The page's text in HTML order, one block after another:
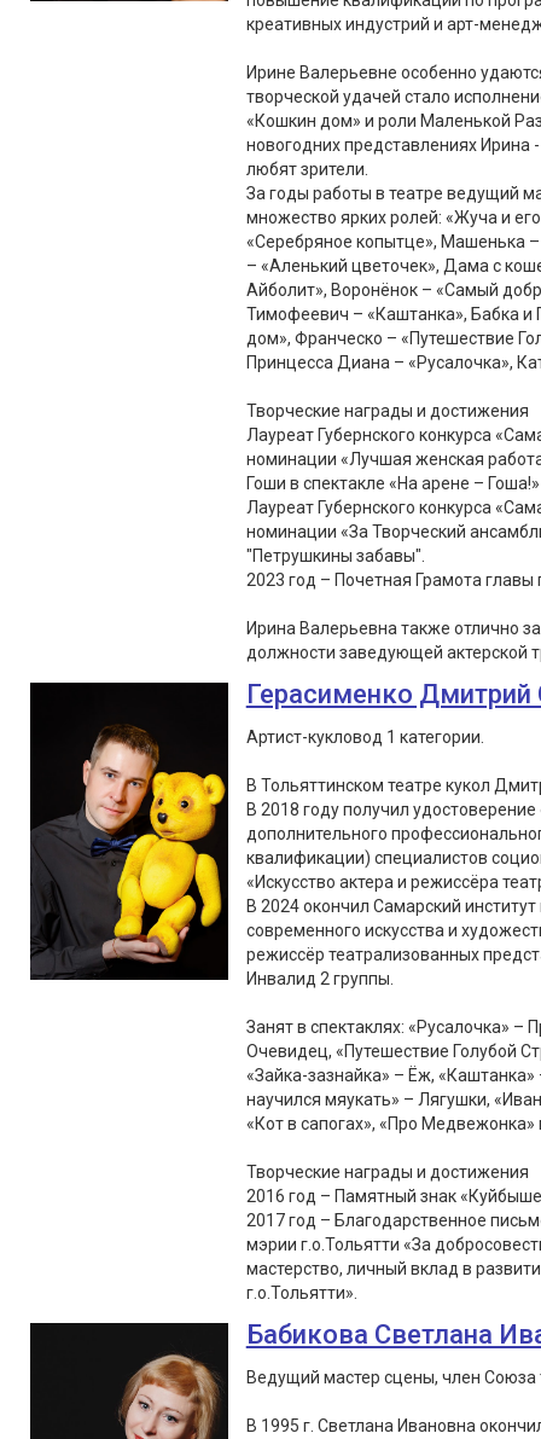
креативных индустрий и арт-
Ирине Валерьевне особенно
творческой удачей стало
«Кошкин дом» и роли Маленькой
новогодних представлениях Ирина
любят зрители.
За годы работы в театре ведущий
множество ярких ролей: «Жуча и
«Серебряное копытце», Машенька
– «Аленький цветочек», Дама с
Айболит», Воронёнок – «Самый
Тимофеевич – «Каштанка», Бабка и
дом», Франческо – «Путешествие
Принцесса Диана – «Русалочка»,
Творческие награды и достижения
Лауреат Губернского конкурса
номинации «Лучшая женская
Гоши в спектакле «На арене – Гоша!»
Лауреат Губернского конкурса
номинации «За Творческий
"Петрушкины забавы".
2023 год – Почетная Грамота главы
Ирина Валерьевна также отлично
должности заведующей актерской
Герасименко Дмитрий
Артист-кукловод 1 категории.
В Тольяттинском театре кукол
В 2018 году получил
дополнительного
квалификации) специалистов
«Искусство актера и режиссёра
В 2024 окончил Самарский
современного искусства и
режиссёр театрализованных
Инвалид 2 группы.
Занят в спектаклях: «Русалочка»
Очевидец, «Путешествие Голубой
«Зайка-зазнайка» – Ёж,
научился мяукать» – Лягушки,
«Кот в сапогах», «Про Медвежонка»
Творческие награды и достижения
2016 год – Памятный знак
2017 год – Благодарственное
мэрии г.о.Тольятти «За
мастерство, личный вклад в
г.о.Тольятти».
Бабикова Светлана
Ведущий мастер сцены, член Союза
В 1995 г. Светлана Ивановна